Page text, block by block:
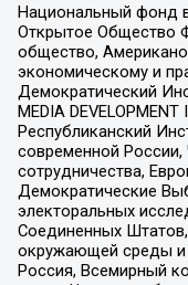
Национальный фонд
Открытое Общество
общество,
экономическому и
Демократический
MEDIA
Республиканский
современной
сотрудничества,
Демократические
электоральных
Соединенных
окружающей среды и
Россия, Всемирный